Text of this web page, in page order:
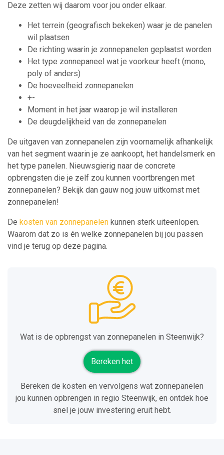
Deze zetten wij daarom voor jou onder elkaar.
Het terrein (geografisch bekeken) waar je de panelen
wil plaatsen
De richting waarin je zonnepanelen geplaatst worden
Het type zonnepaneel wat je voorkeur heeft (mono,
poly of anders)
De hoeveelheid zonnepanelen
+-
Moment in het jaar waarop je wil installeren
De deugdelijkheid van de zonnepanelen
De uitgaven van zonnepanelen zijn voornamelijk afhankelijk
van het segment waarin je ze aankoopt, het handelsmerk en
het type panelen. Nieuwsgierig naar de concrete
opbrengsten die je zelf zou kunnen voortbrengen met
zonnepanelen? Bekijk dan gauw nog jouw uitkomst met
zonnepanelen!
De kosten van zonnepanelen kunnen sterk uiteenlopen.
Waarom dat zo is én welke zonnepanelen bij jou passen
vind je terug op deze pagina.
Wat is de opbrengst van zonnepanelen in Steenwijk?
Bereken het
Bereken de kosten en vervolgens wat zonnepanelen
jou kunnen opbrengen in regio Steenwijk, en ontdek hoe
snel je jouw investering eruit hebt.